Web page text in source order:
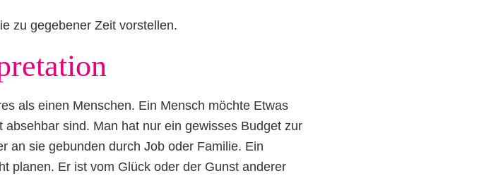
zu gegebener Zeit vorstellen.
als einen Menschen. Ein Mensch möchte Etwas
sind. Man hat nur ein gewisses Budget zur
an sie gebunden durch Job oder Familie. Ein
planen. Er ist vom Glück oder der Gunst anderer